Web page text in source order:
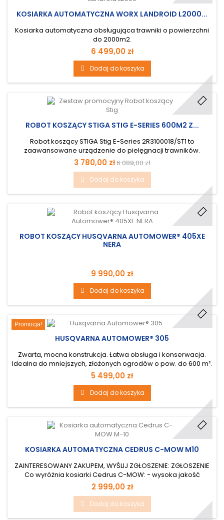
KOSIARKA AUTOMATYCZNA WORX LANDROID L2000...
Kosiarka automatyczna obsługująca trawniki o powierzchni
do 2000m2.
6 499,00 zł
Dodaj do koszyka
ROBOT KOSZĄCY STIGA STIG E-SERIES 600M2 Z...
Robot koszący STIGA Stig E-Series 2R3100018/ST1 to
zaawansowane urządzenie do pielęgnacji trawników.
Zestaw startowy Stig E600 gwarantuje wydajność koszenia
powierzchni do 600 m2. Wyposażony w 4 obrotowe ostrza,
czujniki przeszkód i deszczu oraz możliwość sterowania
przez aplikację STIGA.GO. Cichy (59 dB) i łatwy do
czyszczenia dzięki ochronie IPX5....
3 780,00 zł6 089,00 zł
Dodaj do koszyka
ROBOT KOSZĄCY HUSQVARNA AUTOMOWER® 405XE
NERA
9 990,00 zł
Dodaj do koszyka
Promocja!
HUSQVARNA AUTOMOWER® 305
Zwarta, mocna konstrukcja. Łatwa obsługa i konserwacja.
Idealna do mniejszych, złożonych ogrodów o pow. do 600 m².
Pokonuje wąskie przejścia i pochyłości. Maks. nachylenie
powierzchni 40 %. Można myć za pomocą węża
ogrodowego. W komplecie czujnik wzrostu trawy, czujnik
mrozu i Automower® Connect@Home.
5 499,00 zł
Dodaj do koszyka
KOSIARKA AUTOMATYCZNA CEDRUS C-MOW M10
ZAINTERESOWANY ZAKUPEM, WYŚLIJ ZGŁOSZENIE: ZGŁOSZENIE
Co wyróżnia kosiarki Cedrus C-MOW: - wysoka jakość
wykonania - łatwa instalacja oraz intuicyjna obsługa - bogate
wyposażanie seryjne - bezpieczeństwo pracy - 36 miesięcy
gwarancji - ślizgowa tarcza tnąca podnosi się jeżeli wykryje
przeszkodę - obsługa za pomocą aplikacji - moduł Wifi
2 999,00 zł
Dodaj do koszyka